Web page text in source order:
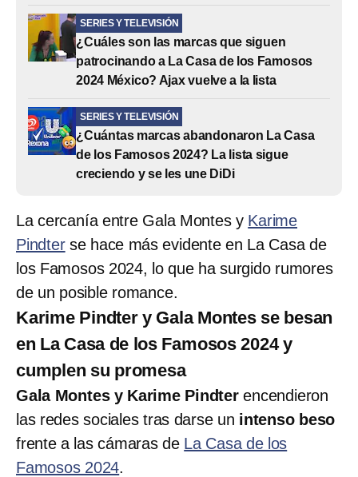
SERIES Y TELEVISIÓN
¿Cuáles son las marcas que siguen
patrocinando a La Casa de los Famosos
2024 México? Ajax vuelve a la lista
SERIES Y TELEVISIÓN
¿Cuántas marcas abandonaron La Casa
de los Famosos 2024? La lista sigue
creciendo y se les une DiDi
La cercanía entre Gala Montes y Karime
Pindterse hace más evidente en La Casa de
los Famosos 2024, lo que ha surgido rumores
de un posible romance.
Karime Pindter y Gala Montes se besan
en La Casa de los Famosos 2024 y
cumplen su promesa
Gala Montes y Karime Pindterencendieron
las redes sociales tras darse un intenso beso
frente a las cámaras de La Casa de los
Famosos 2024.